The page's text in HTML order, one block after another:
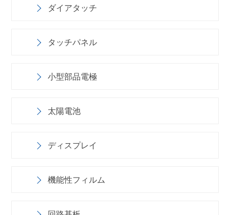
ダイアタッチ
タッチパネル
小型部品電極
太陽電池
ディスプレイ
機能性フィルム